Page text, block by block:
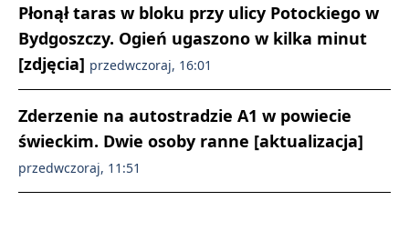
Płonął taras w bloku przy ulicy Potockiego w
Bydgoszczy. Ogień ugaszono w kilka minut
[zdjęcia] przedwczoraj, 16:01
Zderzenie na autostradzie A1 w powiecie
świeckim. Dwie osoby ranne [aktualizacja]
przedwczoraj, 11:51